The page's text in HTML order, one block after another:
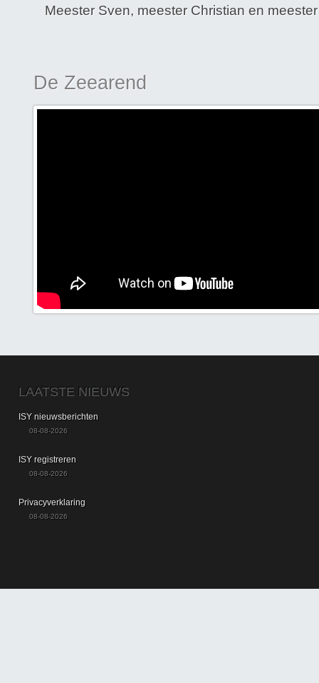
Meester Sven, meester Christian en
De Zeearend
LAATSTE NIEUWS
ISY nieuwsberichten
08-08-2026
ISY registreren
08-08-2026
Privacyverklaring
08-08-2026